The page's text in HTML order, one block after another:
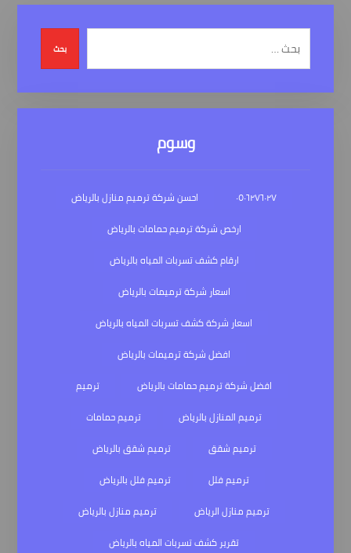
بحث
وسوم
٠٥٠٦٢٧٦٠٢٧
احسن شركة ترميم منازل بالرياض
ارخص شركة ترميم حمامات بالرياض
ارقام كشف تسربات المياه بالرياض
اسعار شركة ترميمات بالرياض
اسعار شركة كشف تسربات المياه بالرياض
افضل شركة ترميمات بالرياض
افضل شركة ترميم حمامات بالرياض
ترميم
ترميم المنازل بالرياض
ترميم حمامات
ترميم شقق
ترميم شقق بالرياض
ترميم فلل
ترميم فلل بالرياض
ترميم منازل الرياض
ترميم منازل بالرياض
تقرير كشف تسربات المياه بالرياض